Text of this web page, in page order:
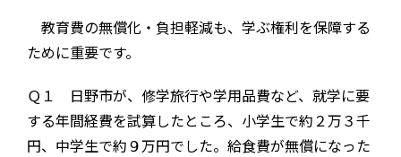
教育費の無償化・負担軽減も、学ぶ権利を保障する
ために重要です。
Ｑ１ 日野市が、修学旅行や学用品費など、就学に要
する年間経費を試算したところ、小学生で約２万３千
円、中学生で約９万円でした。給食費が無償になった